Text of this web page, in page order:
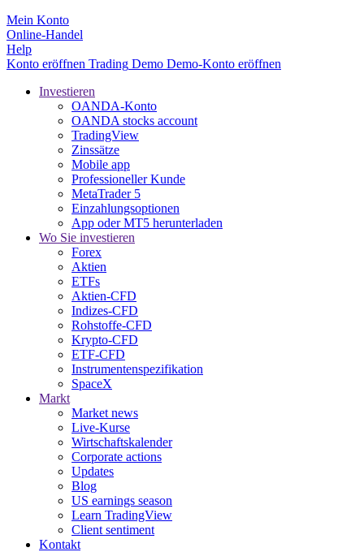
Mein Konto
Online-Handel
Help
Konto eröffnen Trading Demo Demo-Konto eröffnen
Investieren
OANDA-Konto
OANDA stocks account
TradingView
Zinssätze
Mobile app
Professioneller Kunde
MetaTrader 5
Einzahlungsoptionen
App oder MT5 herunterladen
Wo Sie investieren
Forex
Aktien
ETFs
Aktien-CFD
Indizes-CFD
Rohstoffe-CFD
Krypto-CFD
ETF-CFD
Instrumentenspezifikation
SpaceX
Markt
Market news
Live-Kurse
Wirtschaftskalender
Corporate actions
Updates
Blog
US earnings season
Learn TradingView
Client sentiment
Kontakt